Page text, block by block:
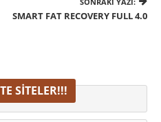
SMART FAT RECOVERY FULL 4.0
SITELER!!!